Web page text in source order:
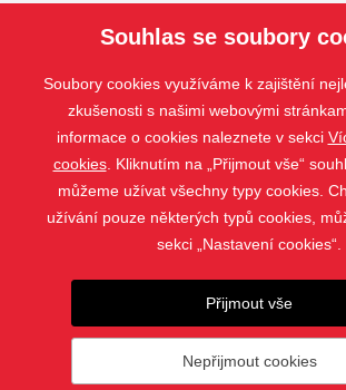
KONTAKT
Souhlas se soubory
Soubory cookies využíváme k zajištění
zkušenosti s našimi webovými
informace o cookies naleznete v sekci
cookies. Kliknutím na „Přijmout vše“
můžeme užívat všechny typy cookies.
užívání pouze některých typů cookies,
sekci „Nastavení cookies“.
Přijmout vše
Nepřijmout cookies